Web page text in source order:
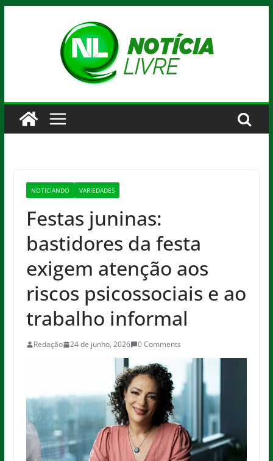
NOTICIANDO VARIEDADES
Festas juninas:
bastidores da festa
exigem atenção aos
riscos psicossociais e ao
trabalho informal
Redação 24 de junho, 2026 0 Comments